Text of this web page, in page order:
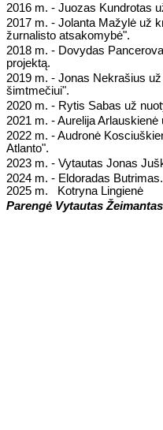
2016 m. - Juozas Kundrotas
2017 m. - Jolanta Mažylė už
žurnalisto atsakomybė".
2018 m. - Dovydas
projektą.
2019 m. - Jonas Nekrašius
šimtmečiui".
2020 m. - Rytis Sabas už
2021 m. - Aurelija
2022 m. - Audronė
Atlanto".
2023 m. - Vytautas Jonas
2024 m. - Eldoradas
2025 m. Kotryna Lingienė
Parengė Vytautas Žeimantas